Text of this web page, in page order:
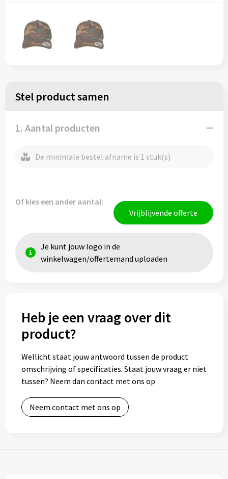
Stel product samen
1. Aantal producten
De minimale bestel afname is 1 stuk(s)
Of kies een ander aantal:
Vrijblijvende offerte
Je kunt jouw logo in de
winkelwagen/offertemand uploaden
Heb je een vraag over dit
product?
Wellicht staat jouw antwoord tussen de product
omschrijving of specificaties. Staat jouw vraag er niet
tussen? Neem dan contact met ons op
Neem contact met ons op